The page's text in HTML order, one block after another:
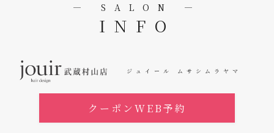
― SALON ―
INFO
ジュイール ムサシムラヤマ
クーポンWEB予約